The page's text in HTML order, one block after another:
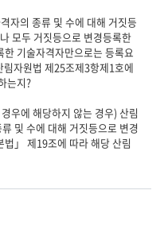
모두 거짓등으로 변경등록한
기술자격자만으로는 등록요
자원법 제25조제3항제1호에
는지?
및 수에 대해 거짓등으로 변경
」 제19조에 따라 해당 산림